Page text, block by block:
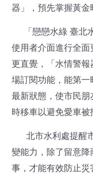
器」，預先掌握黃金
「戀戀水綠 臺北
使用者介面進行全
更直覺，「水情警
場訂閱功能，能第
最新狀態，使市民
時移車以避免愛車被
北市水利處提醒
變能力，除了留意
事，才能有效防止